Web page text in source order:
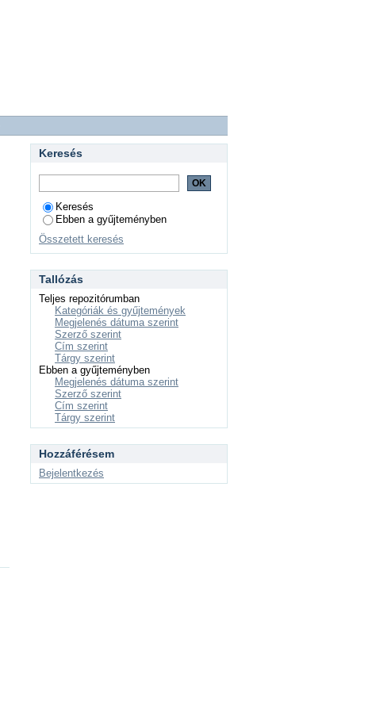
Keresés
Keresés
Ebben a gyűjteményben
Összetett keresés
Tallózás
Teljes repozitórumban
Kategóriák és gyűjtemények
Megjelenés dátuma szerint
Szerző szerint
Cím szerint
Tárgy szerint
Ebben a gyűjteményben
Megjelenés dátuma szerint
Szerző szerint
Cím szerint
Tárgy szerint
Hozzáférésem
Bejelentkezés